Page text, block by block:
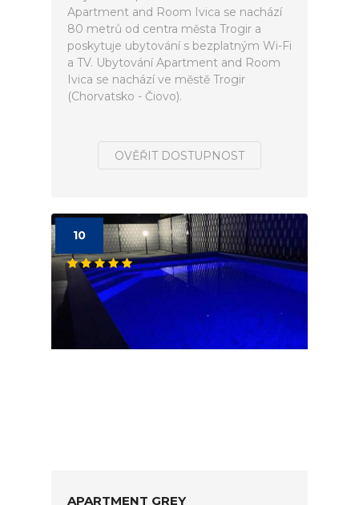
Apartment and Room Ivica se nachází
80 metrů od centra města Trogir a
poskytuje ubytování s bezplatným Wi-Fi
a TV. Ubytování Apartment and Room
Ivica se nachází ve městě Trogir
(Chorvatsko - Čiovo).
OVĚŘIT DOSTUPNOST
10
APARTMENT GREY